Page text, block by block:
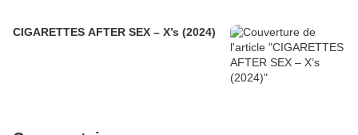
CIGARETTES AFTER SEX – X’s (2024)